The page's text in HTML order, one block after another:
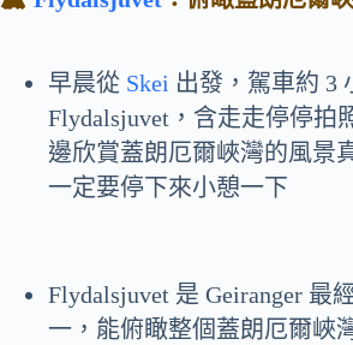
早晨從 Skei 出發，駕車約 3
Flydalsjuvet，含走走停停拍
邊欣賞蓋朗厄爾峽灣的風景
一定要停下來小憩一下
Flydalsjuvet 是 Geiranger 最
一，能俯瞰整個蓋朗厄爾峽